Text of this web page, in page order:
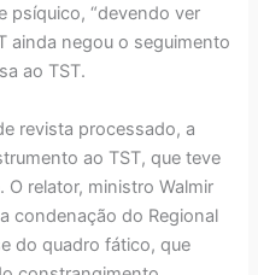
psíquico, “devendo ver
ainda negou o seguimento
ao TST.
revista processado, a
ao TST, que teve
relator, ministro Walmir
condenação do Regional
do quadro fático, que